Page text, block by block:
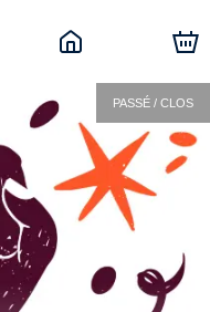
PASSÉ / CLOS